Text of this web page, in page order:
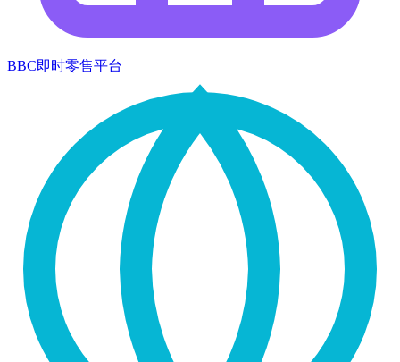
BBC即时零售平台